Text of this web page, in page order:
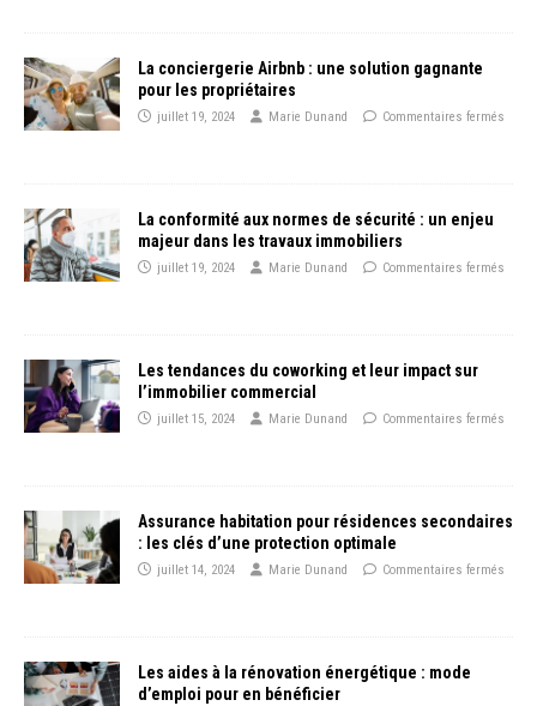
La conciergerie Airbnb : une solution gagnante
pour les propriétaires
juillet 19, 2024 Marie Dunand Commentaires fermés
La conformité aux normes de sécurité : un enjeu
majeur dans les travaux immobiliers
juillet 19, 2024 Marie Dunand Commentaires fermés
Les tendances du coworking et leur impact sur
l’immobilier commercial
juillet 15, 2024 Marie Dunand Commentaires fermés
Assurance habitation pour résidences secondaires
: les clés d’une protection optimale
juillet 14, 2024 Marie Dunand Commentaires fermés
Les aides à la rénovation énergétique : mode
d’emploi pour en bénéficier